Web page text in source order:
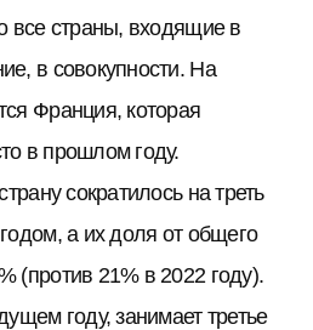
все страны, входящие в
в совокупности. На
Франция, которая
в прошлом году.
сократилось на треть
а их доля от общего
(против 21% в 2022 году).
году, занимает третье